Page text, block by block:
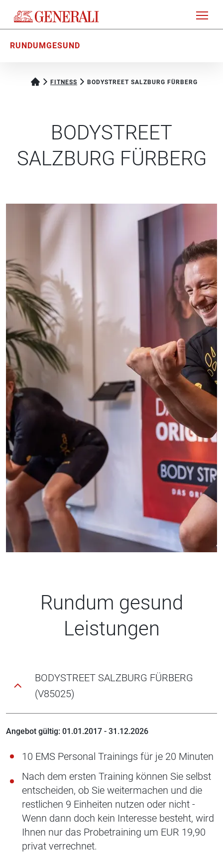
RUNDUMGESUND
FITNESS BODYSTREET SALZBURG FÜRBERG
BODYSTREET
SALZBURG FÜRBERG
Rundum gesund
Leistungen
BODYSTREET SALZBURG FÜRBERG
(V85025)
Angebot gültig: 01.01.2017 - 31.12.2026
10 EMS Personal Trainings für je 20 Minuten
Nach dem ersten Training können Sie selbst
entscheiden, ob Sie weitermachen und die
restlichen 9 Einheiten nutzen oder nicht -
Wenn dann doch kein Interesse besteht, wird
Ihnen nur das Probetraining um EUR 19,90
privat verrechnet.